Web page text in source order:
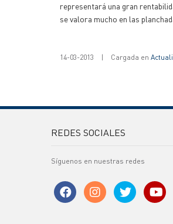
representará una gran
se valora mucho en las
14-03-2013 | Cargada en
REDES SOCIALES
Síguenos en nuestras redes